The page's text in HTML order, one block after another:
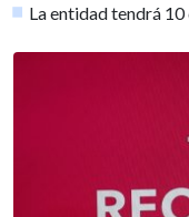
La entidad tendrá 10